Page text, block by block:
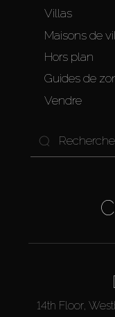
Villas
Maisons de
Hors plan
Guides de
Vendre
14th Floor,